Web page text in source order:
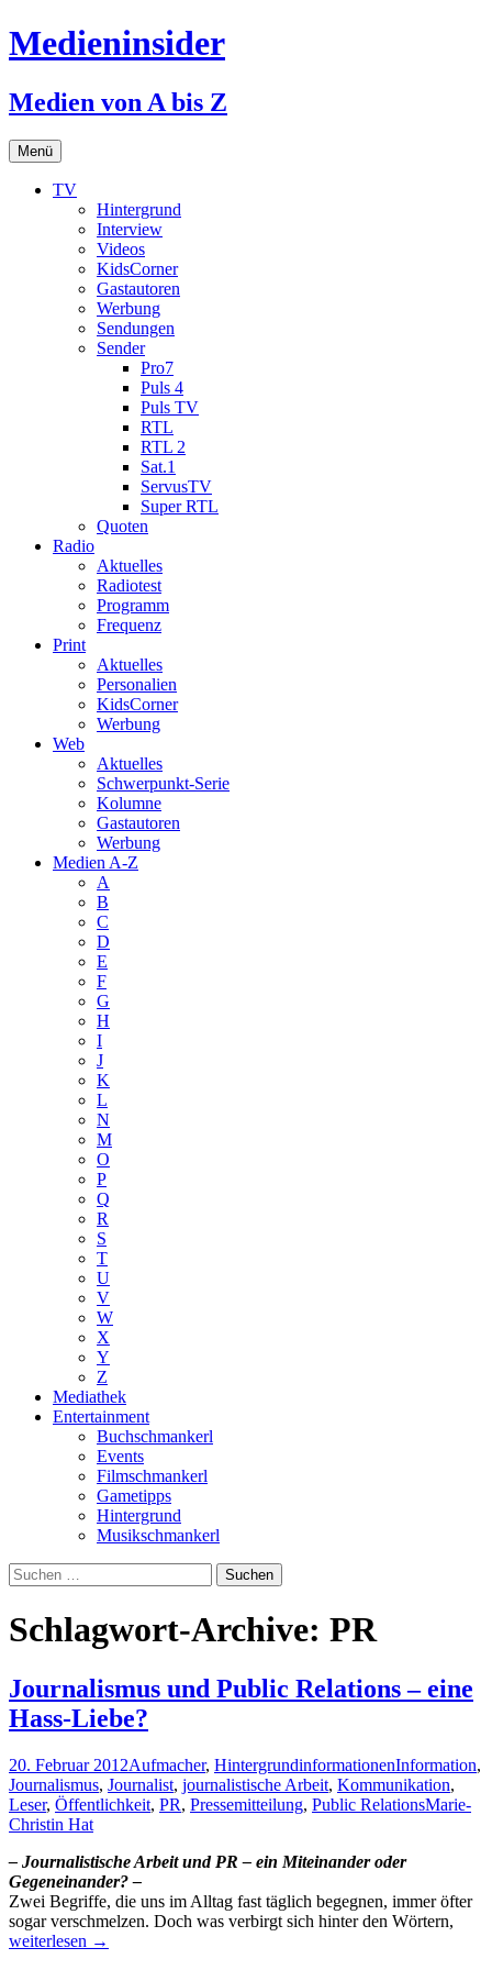
Medieninsider
Medien von A bis Z
Menü Zum
Inhalt
springen
TV
Hintergrund
Interview
Videos
KidsCorner
Gastautoren
Werbung
Sendungen
Sender
Pro7
Puls 4
Puls TV
RTL
RTL 2
Sat.1
ServusTV
Super RTL
Quoten
Radio
Aktuelles
Radiotest
Programm
Frequenz
Print
Aktuelles
Personalien
KidsCorner
Werbung
Web
Aktuelles
Schwerpunkt-Serie
Kolumne
Gastautoren
Werbung
Medien A-Z
A
B
C
D
E
F
G
H
I
J
K
L
N
M
O
P
Q
R
S
T
U
V
W
X
Y
Z
Mediathek
Entertainment
Buchschmankerl
Events
Filmschmankerl
Gametipps
Hintergrund
Musikschmankerl
Suchen
nach:
Schlagwort-Archive: PR
Journalismus und Public Relations – eine
Hass-Liebe?
20. Februar 2012Aufmacher, HintergrundinformationenInformation,
Journalismus, Journalist, journalistische Arbeit, Kommunikation,
Leser, Öffentlichkeit, PR, Pressemitteilung, Public RelationsMarie-
Christin Hat
– Journalistische Arbeit und PR – ein Miteinander oder
Gegeneinander? –
Zwei Begriffe, die uns im Alltag fast täglich begegnen, immer öfter
sogar verschmelzen. Doch was verbirgt sich hinter den Wörtern,
weiterlesen →